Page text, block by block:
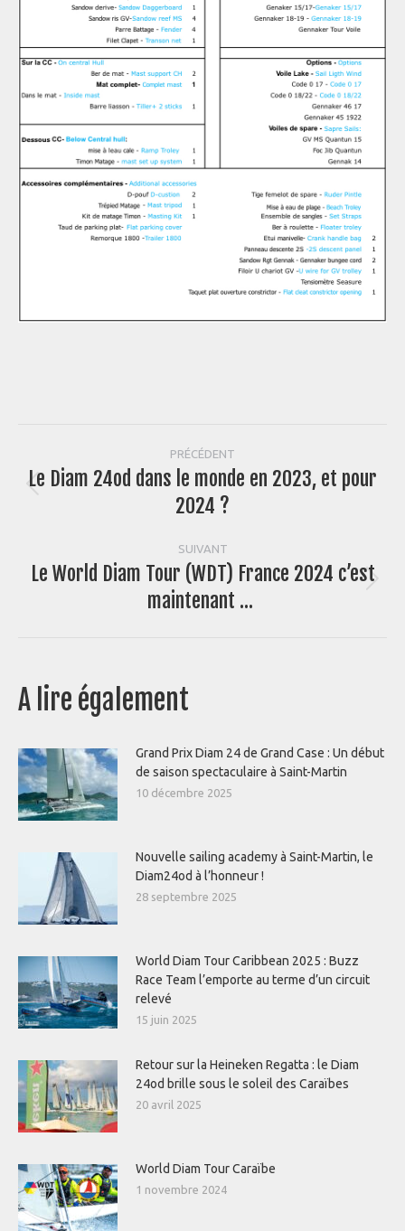
article
PRÉCÉDENT
Article
précédent
Le Diam 24od dans le monde en 2023, et pour
2024 ?
SUIVANT
Article
suivant
Le World Diam Tour (WDT) France 2024 c’est
maintenant …
A lire également
Grand Prix Diam 24 de Grand Case : Un début
de saison spectaculaire à Saint-Martin
10 décembre 2025
Nouvelle sailing academy à Saint-Martin, le
Diam24od à l’honneur !
28 septembre 2025
World Diam Tour Caribbean 2025 : Buzz
Race Team l’emporte au terme d’un circuit
relevé
15 juin 2025
Retour sur la Heineken Regatta : le Diam
24od brille sous le soleil des Caraïbes
20 avril 2025
World Diam Tour Caraïbe
1 novembre 2024